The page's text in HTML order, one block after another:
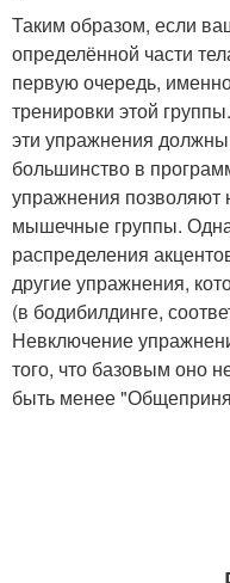
Таким образом, если
определённой части
первую очередь,
тренировки этой
эти упражнения
большинство в
упражнения позволяют
мышечные группы.
распределения
другие упражнения,
(в бодибилдинге,
Невключение
того, что базовым оно
быть менее